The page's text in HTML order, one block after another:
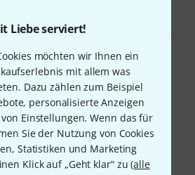
Liebe serviert!
möchten wir Ihnen ein
mit allem was
Dazu zählen zum Beispiel
personalisierte Anzeigen
Einstellungen. Wenn das für
Sie der Nutzung von Cookies
Statistiken und Marketing
Klick auf „Geht klar“ zu (alle
25.01.2025